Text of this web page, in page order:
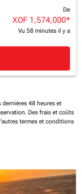
De
XOF 1,574,000*
Vu 58 minutes il y a
48 heures et
Des frais et coûts
termes et conditions